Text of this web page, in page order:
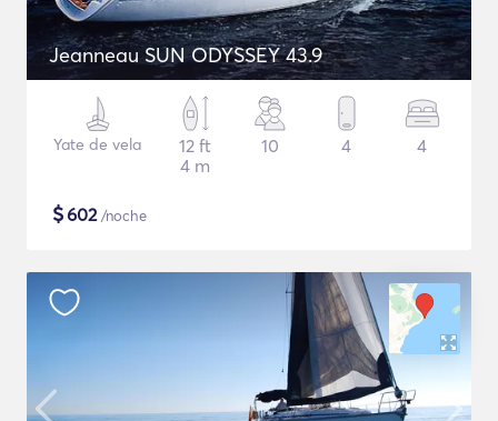
Jeanneau SUN ODYSSEY 43.9
Yate de vela
12 ft
4 m
10 4 4
$602/noche